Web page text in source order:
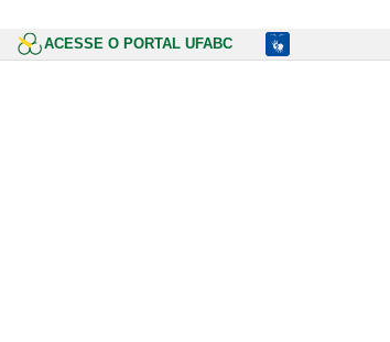
ACESSE O PORTAL UFABC